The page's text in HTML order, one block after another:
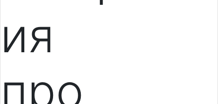
ия
про